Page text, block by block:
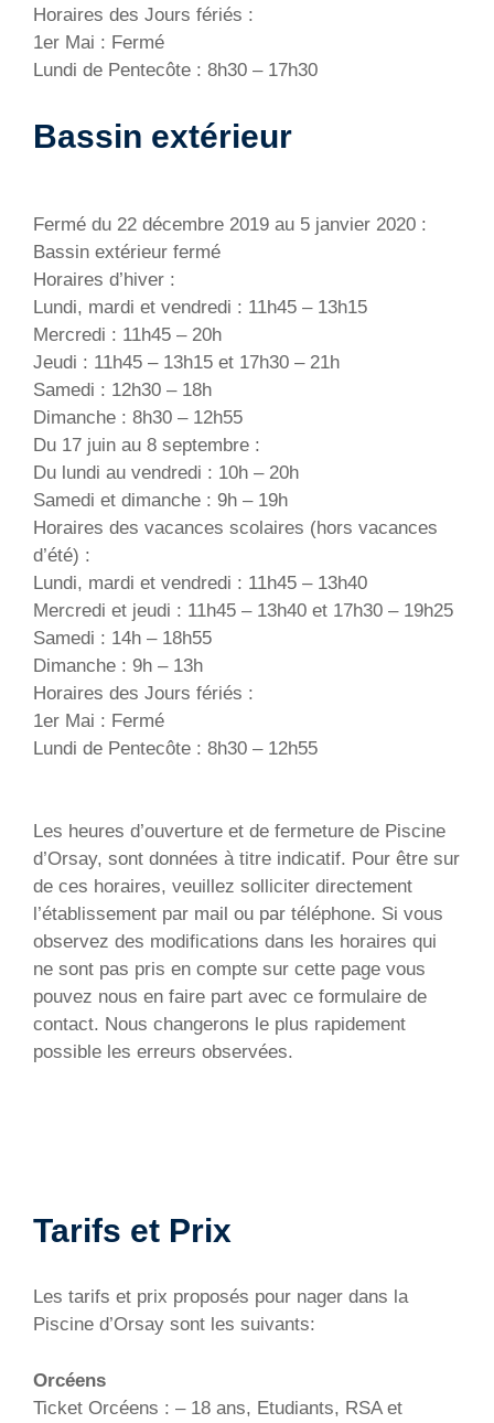
Horaires des Jours fériés :
1er Mai : Fermé
Lundi de Pentecôte : 8h30 – 17h30
Bassin extérieur
Fermé du 22 décembre 2019 au 5 janvier 2020 :
Bassin extérieur fermé
Horaires d’hiver :
Lundi, mardi et vendredi : 11h45 – 13h15
Mercredi : 11h45 – 20h
Jeudi : 11h45 – 13h15 et 17h30 – 21h
Samedi : 12h30 – 18h
Dimanche : 8h30 – 12h55
Du 17 juin au 8 septembre :
Du lundi au vendredi : 10h – 20h
Samedi et dimanche : 9h – 19h
Horaires des vacances scolaires (hors vacances
d’été) :
Lundi, mardi et vendredi : 11h45 – 13h40
Mercredi et jeudi : 11h45 – 13h40 et 17h30 – 19h25
Samedi : 14h – 18h55
Dimanche : 9h – 13h
Horaires des Jours fériés :
1er Mai : Fermé
Lundi de Pentecôte : 8h30 – 12h55
Les heures d’ouverture et de fermeture de Piscine
d’Orsay, sont données à titre indicatif. Pour être sur
de ces horaires, veuillez solliciter directement
l’établissement par mail ou par téléphone. Si vous
observez des modifications dans les horaires qui
ne sont pas pris en compte sur cette page vous
pouvez nous en faire part avec ce formulaire de
contact. Nous changerons le plus rapidement
possible les erreurs observées.
Tarifs et Prix
Les tarifs et prix proposés pour nager dans la
Piscine d’Orsay sont les suivants:
Orcéens
Ticket Orcéens : – 18 ans, Etudiants, RSA et